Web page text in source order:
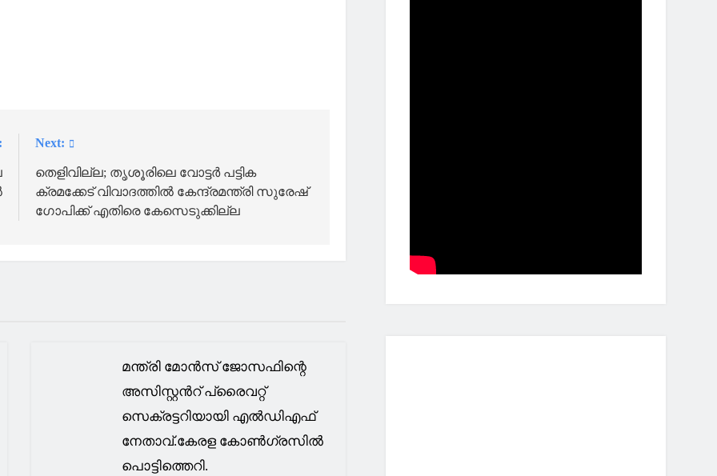
Next:
തെളിവില്ല; തൃശൂരിലെ വോട്ടര്‍ പട്ടിക
ക്രമക്കേട് വിവാദത്തില്‍ കേന്ദ്രമന്ത്രി സുരേഷ്
ഗോപിക്ക് എതിരെ കേസെടുക്കില്ല
മന്ത്രി മോൻസ് ജോസഫിന്റെ
അസിസ്റ്റൻറ് പ്രൈവറ്റ്
സെക്രട്ടറിയായി എൽഡിഎഫ്
നേതാവ്.കേരള കോൺഗ്രസിൽ
പൊട്ടിത്തെറി.